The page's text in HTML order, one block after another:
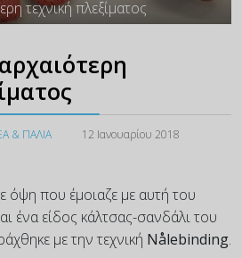
τεχνική πλεξίματος
& ΠΑΛΙΑ
12 Ιανουαρίου 2018
όψη που έμοιαζε με αυτή του
ένα είδος κάλτσας-σανδάλι του
με την τεχνική Nålebinding.